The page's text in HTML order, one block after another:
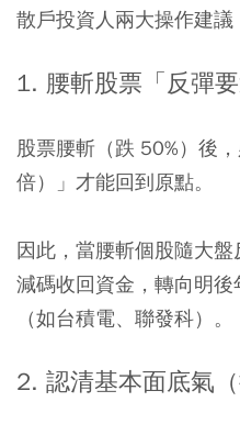
散戶投資人兩大操作建議
1. 腰斬股票「反彈要
股票腰斬（跌 50%）後
倍）」才能回到原點。
因此，當腰斬個股隨大
減碼收回資金，轉向明
（如台積電、聯發科）。
2. 認清基本面底氣